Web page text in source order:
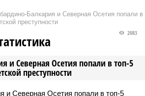
Балкария и Северная Осетия попали в
преступности
и Северная Осетия попали в топ-5
преступности
2083